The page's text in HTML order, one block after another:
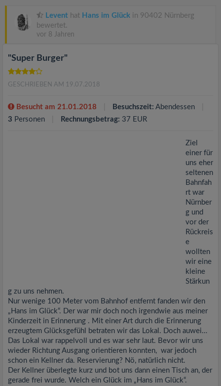
Levent hat Hans im Glück in 90402 Nürnberg
bewertet.
vor 8 Jahren
"Super Burger"
GESCHRIEBEN AM 19.07.2018
Besucht am 21.01.2018 Besuchszeit: Abendessen
3 Personen Rechnungsbetrag: 37 EUR
Ziel
einer für
uns eher
seltenen
Bahnfah
rt war
Nürnber
g und
vor der
Rückreis
e
wollten
wir eine
kleine
Stärkun
g zu uns nehmen.
Nur wenige 100 Meter vom Bahnhof entfernt fanden wir den
„Hans im Glück“. Der war mir doch noch irgendwie aus meiner
Kinderzeit in Erinnerung . Mit einer Art durch die Erinnerung
erzeugtem Glücksgefühl betraten wir das Lokal. Doch auwei…
Das Lokal war rappelvoll und es war sehr laut. Bevor wir uns
wieder Richtung Ausgang orientieren konnten, war jedoch
schon ein Kellner da. Reservierung? Nö, natürlich nicht.
Der Kellner überlegte kurz und bot uns dann einen Tisch an, der
gerade frei wurde. Welch ein Glück im „Hans im Glück“.
a
t